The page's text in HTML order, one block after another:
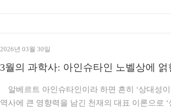
2026년 03월 30일
3월의 과학사: 아인슈타인 노벨상에 얽
알베르트 아인슈타인이라 하면 흔히 ‘상대성
역사에 큰 영향력을 남긴 천재의 대표 이론으로